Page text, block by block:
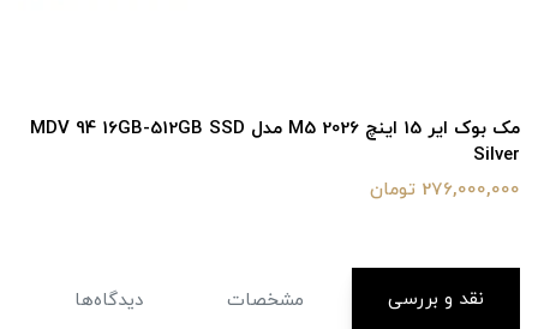
مک بوک ایر 15 اینچ M5 2026 مدل MDV 94 16GB-512GB SSD
Silver
276,000,000 تومان
نقد و بررسی مشخصات دیدگاه‌ها